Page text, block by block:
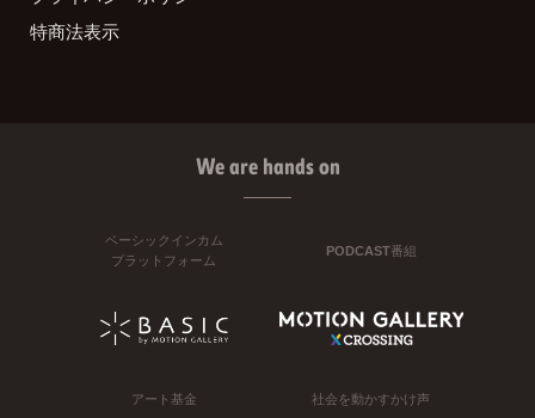
特商法表示
We are hands on
ベーシックインカム
プラットフォーム
PODCAST番組
アート基金 社会を動かすかけ声